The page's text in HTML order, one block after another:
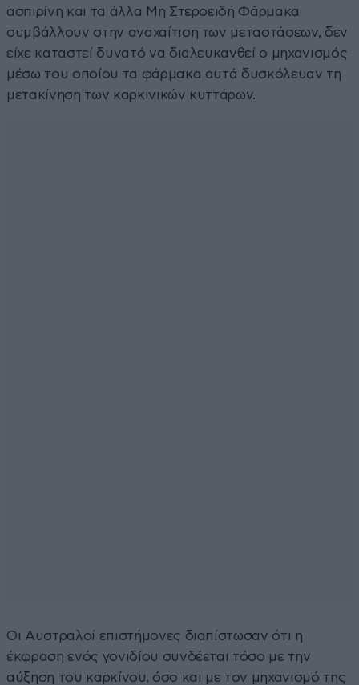
ασπιρίνη και τα άλλα Μη Στεροειδή Φάρμακα
συμβάλλουν στην αναχαίτιση των μεταστάσεων, δεν
είχε καταστεί δυνατό να διαλευκανθεί ο μηχανισμός
μέσω του οποίου τα φάρμακα αυτά δυσκόλευαν τη
μετακίνηση των καρκινικών κυττάρων.
Οι Αυστραλοί επιστήμονες διαπίστωσαν ότι η
έκφραση ενός γονιδίου συνδέεται τόσο με την
αύξηση του καρκίνου, όσο και με τον μηχανισμό της